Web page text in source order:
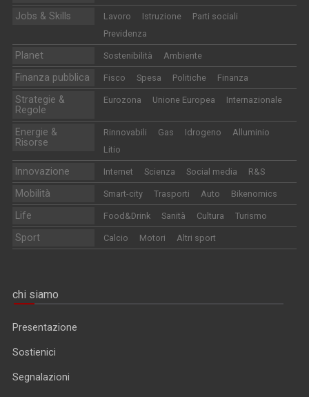
Jobs & Skills Lavoro Istruzione
Parti sociali
Previdenza
Planet Sostenibilità Ambiente
Finanza pubblica Fisco Spesa Politiche Finanza
Strategie &
Regole
Eurozona Unione Europea Internazionale
Energie &
Risorse
Rinnovabili Gas Idrogeno
Alluminio
Litio
Innovazione Internet Scienza Social media R&S
Mobilità Smart-city Trasporti Auto Bikenomics
Life Food&Drink Sanità Cultura Turismo
Sport Calcio Motori Altri sport
chi siamo
Presentazione
Sostienici
Segnalazioni